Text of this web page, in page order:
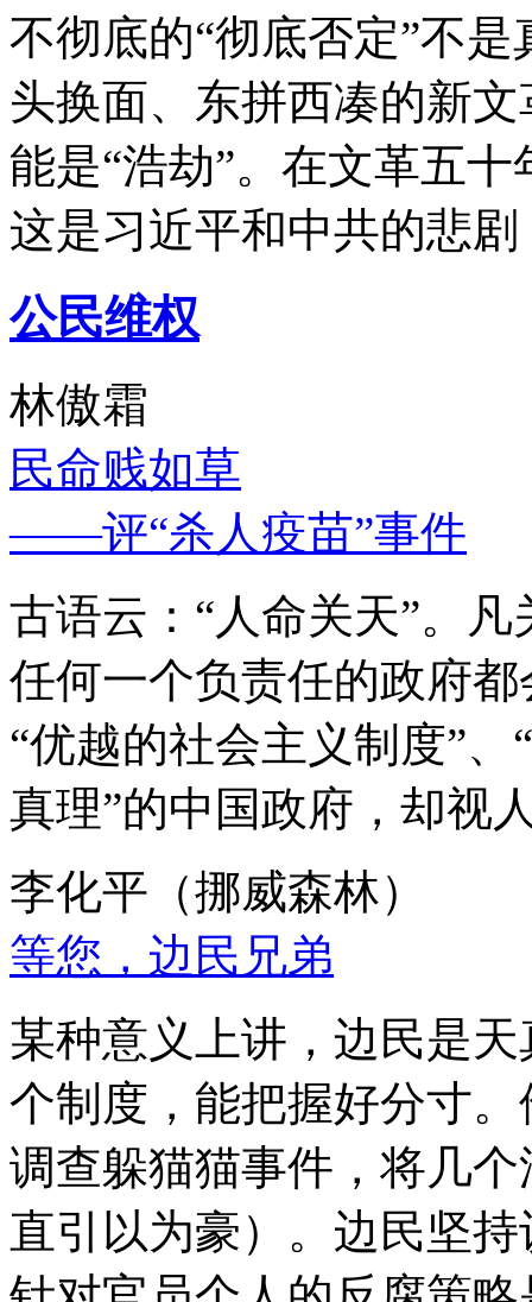
不彻底的“彻底否定”不
头换面、东拼西凑的新
能是“浩劫”。在文革五
这是习近平和中共的悲
公民维权
林傲霜
民命贱如草
——评“杀人疫苗”事件
古语云：“人命关天”。
任何一个负责任的政府
“优越的社会主义制度”
真理”的中国政府，却视
李化平（挪威森林）
等您，边民兄弟
某种意义上讲，边民是
个制度，能把握好分寸
调查躲猫猫事件，将几
直引以为豪）。边民坚